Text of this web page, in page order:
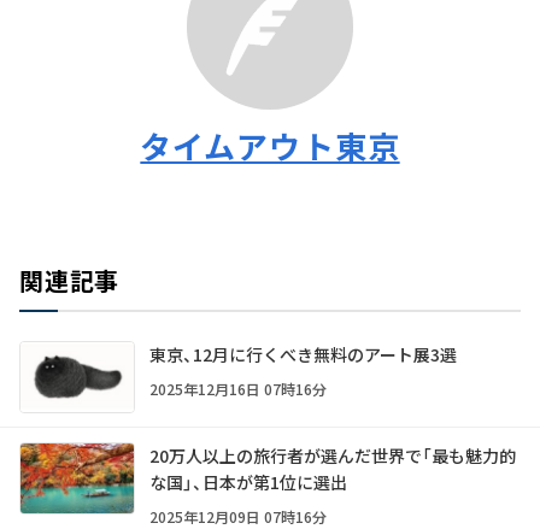
タイムアウト東京
関連記事
東京、12月に行くべき無料のアート展3選
2025年12月16日 07時16分
20万人以上の旅行者が選んだ世界で「最も魅力的
な国」、日本が第1位に選出
2025年12月09日 07時16分